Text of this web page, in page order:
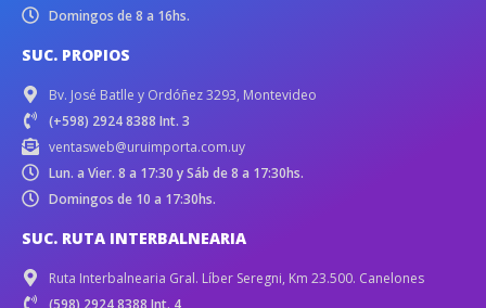
Domingos de 8 a 16hs.
SUC. PROPIOS
Bv. José Batlle y Ordóñez 3293, Montevideo
(+598) 2924 8388 Int. 3
ventasweb@uruimporta.com.uy
Lun. a Vier. 8 a 17:30 y Sáb de 8 a 17:30hs.
Domingos de 10 a 17:30hs.
SUC. RUTA INTERBALNEARIA
Ruta Interbalnearia Gral. Líber Seregni, Km 23.500. Canelones
(598) 2924 8388 Int. 4